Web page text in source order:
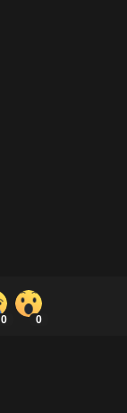
0 0